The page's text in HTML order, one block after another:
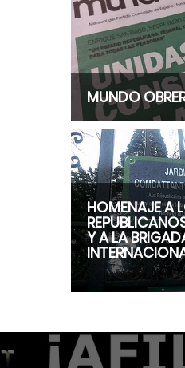
MUNDO
HOMENAJE A
Y A LA